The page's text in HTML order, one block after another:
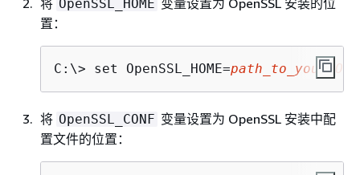
OpenSSL_HOME
置：
C:\> set OpenSSL_HOME=
将 OpenSSL_CONF 变量设置为 OpenSSL 安装中配
置文件的位置：